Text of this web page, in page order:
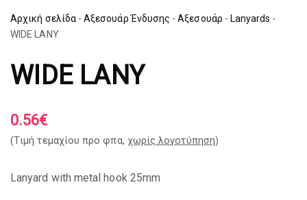
Αρχική σελίδα - Αξεσουάρ Ένδυσης - Αξεσουάρ - Lanyards -
WIDE LANY
WIDE LANY
0.56€
(Tιμή τεμαχίου προ φπα, χωρίς λογοτύπηση)
Lanyard with metal hook 25mm